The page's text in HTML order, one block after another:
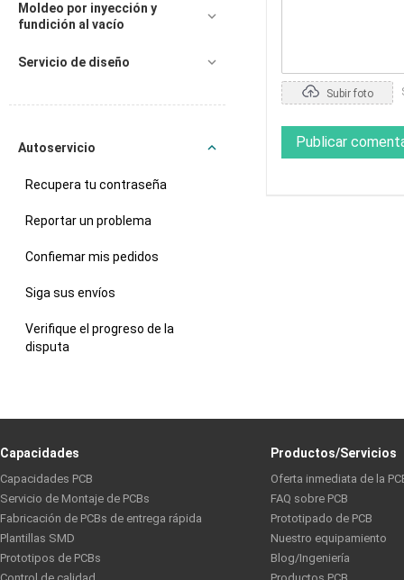
Subir foto
Publicar
Moldeo por inyección y
fundición al vacío
Servicio de diseño
Autoservicio
Recupera tu contraseña
Reportar un problema
Confiemar mis pedidos
Siga sus envíos
Verifique el progreso de la
disputa
Capacidades
Capacidades PCB
Servicio de Montaje de PCBs
Fabricación de PCBs de entrega rápida
Plantillas SMD
Prototipos de PCBs
Productos/Servicios
Oferta inmediata de la
FAQ sobre PCB
Prototipado de PCB
Nuestro equipamiento
Blog/Ingeniería